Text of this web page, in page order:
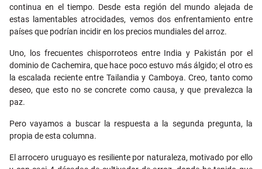
continua en el tiempo. Desde esta región del mundo alejada de
estas lamentables atrocidades, vemos dos enfrentamiento entre
países que podrían incidir en los precios mundiales del arroz.
Uno, los frecuentes chisporroteos entre India y Pakistán por el
dominio de Cachemira, que hace poco estuvo más álgido; el otro es
la escalada reciente entre Tailandia y Camboya. Creo, tanto como
deseo, que esto no se concrete como causa, y que prevalezca la
paz.
Pero vayamos a buscar la respuesta a la segunda pregunta, la
propia de esta columna.
El arrocero uruguayo es resiliente por naturaleza, motivado por ello